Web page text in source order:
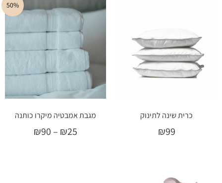
כרית שינה לתינוק
₪99
50%
מגבת אמבטיה מיקרו כותנה
₪25
–
₪90